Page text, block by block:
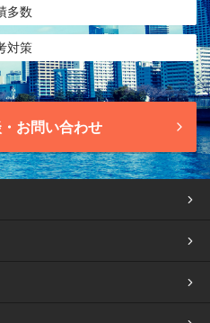
多数
対策
お問い合わせ